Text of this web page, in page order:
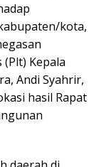
kota,
Kepala
Andi Syahrir,
hasil Rapat